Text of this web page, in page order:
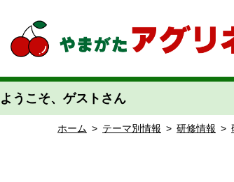
ようこそ、ゲストさん
ホーム > テーマ別情報 > 研修情報 >